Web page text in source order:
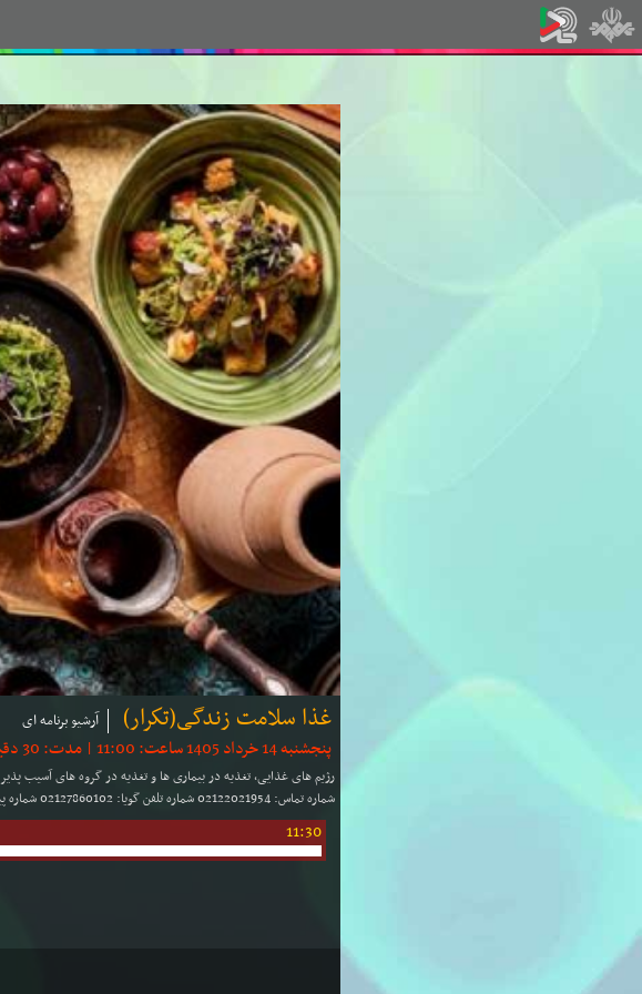
غذا سلامت زندگی(تكرار) آرشیو برنامه ای
پنجشنبه 14 خرداد 1405 ساعت: 11:00 | مدت: 30 دقیقه
رژیم های غذایی، تغذیه در بیماری ها و تغذیه در گروه های آسیب پذیر
شماره تماس: 02122021954 شماره تلفن گویا: 02127860102 شماره پیامك: 30000102
11:30